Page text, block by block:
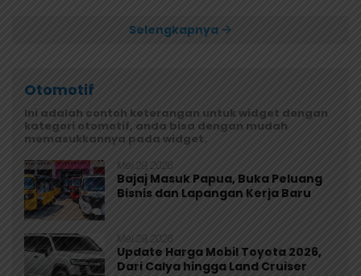
Selengkapnya
Otomotif
Ini adalah contoh keterangan untuk widget dengan
kategori otomotif, anda bisa dengan mudah
memasukkannya pada widget.
Mei 29, 2026
Bajaj Masuk Papua, Buka Peluang
Bisnis dan Lapangan Kerja Baru
Mei 29, 2026
Update Harga Mobil Toyota 2026,
Dari Calya hingga Land Cruiser